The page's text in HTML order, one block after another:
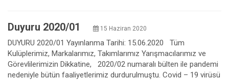
Duyuru 2020/01 15 Haziran 2020
DUYURU 2020/01 Yayınlanma Tarihi: 15.06.2020 Tüm
Kulüplerimiz, Markalarımız, Takımlarımız Yarışmacılarımız ve
Görevlilerimizin Dikkatine, 2020/02 numaralı bülten ile pandemi
nedeniyle bütün faaliyetlerimiz durdurulmuştu. Covid – 19 virüsü